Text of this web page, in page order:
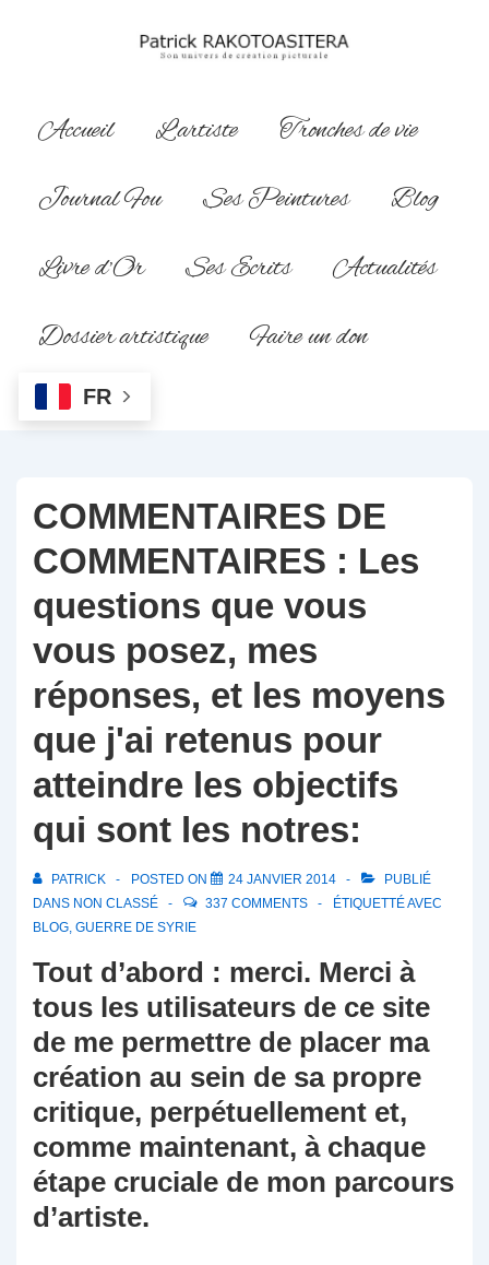
principal
Navigation
Accueil L’artiste
Tronches de vie
Journal Fou
Ses Peintures
Blog
Livre d’Or
Ses Ecrits
Actualités
Dossier artistique
Faire un don
FR
COMMENTAIRES DE
COMMENTAIRES : Les
questions que vous
vous posez, mes
réponses, et les moyens
que j'ai retenus pour
atteindre les objectifs
qui sont les notres:
PATRICK POSTED ON 24 JANVIER 2014
PUBLIÉ
DANS NON CLASSÉ 337 COMMENTS
ÉTIQUETTÉ AVEC
BLOG, GUERRE DE SYRIE
Tout d’abord : merci. Merci à
tous les utilisateurs de ce site
de me permettre de placer ma
création au sein de sa propre
critique, perpétuellement et,
comme maintenant, à chaque
étape cruciale de mon parcours
d’artiste.